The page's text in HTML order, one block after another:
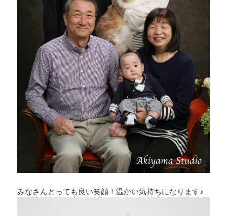
みなさんとっても良い笑顔！温かい気持ちになります♪